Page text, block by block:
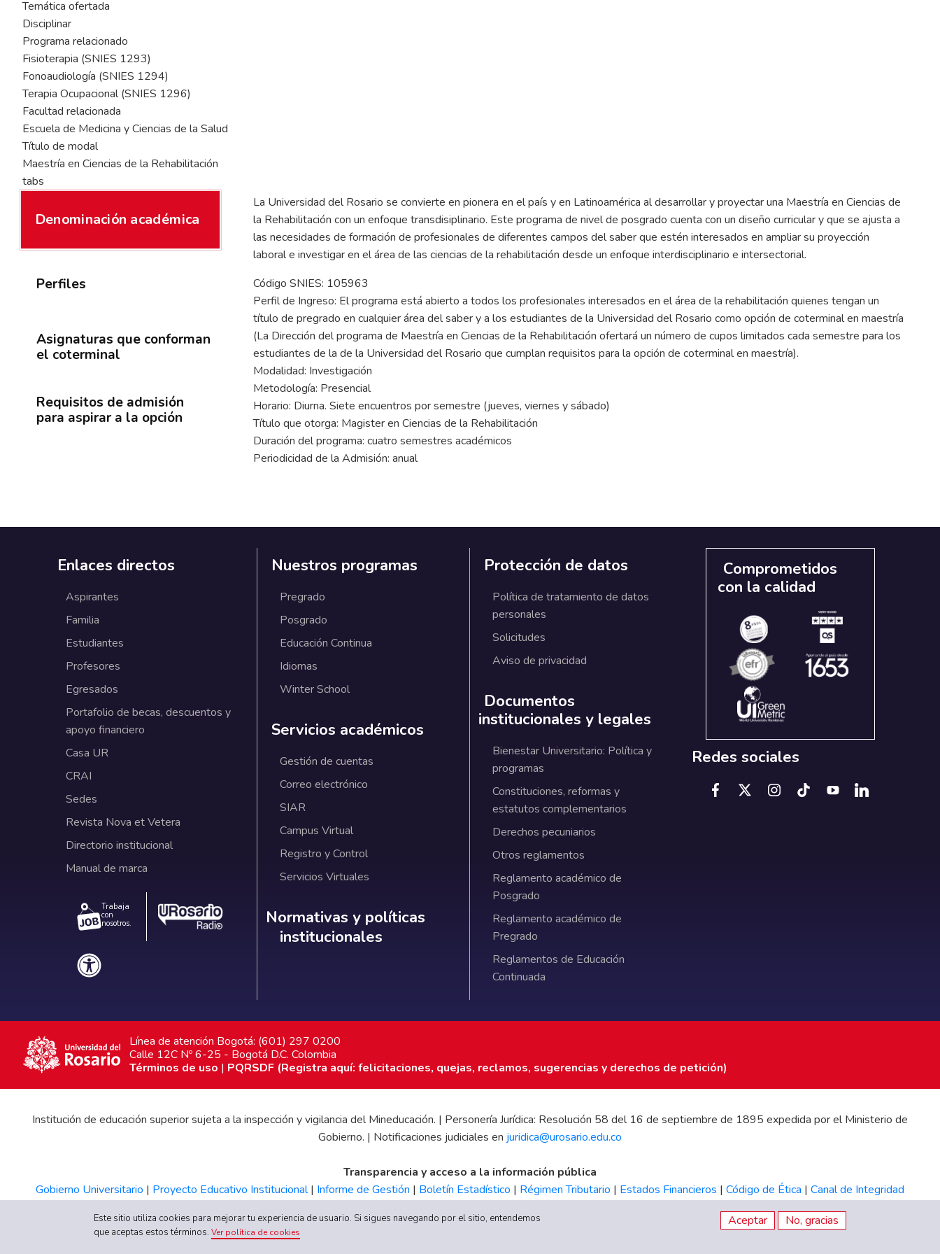
Temática ofertada
Disciplinar
Programa relacionado
Fisioterapia (SNIES 1293)
Fonoaudiología (SNIES 1294)
Terapia Ocupacional (SNIES 1296)
Facultad relacionada
Escuela de Medicina y Ciencias de la Salud
Título de modal
Maestría en Ciencias de la Rehabilitación
tabs
Denominación académica
Perfiles
Asignaturas que conforman
el coterminal
Requisitos de admisión
para aspirar a la opción
La Universidad del Rosario se convierte en pionera en el país y en Latinoamérica al desarrollar y proyectar una Maestría en Ciencias de
la Rehabilitación con un enfoque transdisiplinario. Este programa de nivel de posgrado cuenta con un diseño curricular y que se ajusta a
las necesidades de formación de profesionales de diferentes campos del saber que estén interesados en ampliar su proyección
laboral e investigar en el área de las ciencias de la rehabilitación desde un enfoque interdisciplinario e intersectorial.
Código SNIES: 105963
Perfil de Ingreso: El programa está abierto a todos los profesionales interesados en el área de la rehabilitación quienes tengan un
título de pregrado en cualquier área del saber y a los estudiantes de la Universidad del Rosario como opción de coterminal en maestría
(La Dirección del programa de Maestría en Ciencias de la Rehabilitación ofertará un número de cupos limitados cada semestre para los
estudiantes de la de la Universidad del Rosario que cumplan requisitos para la opción de coterminal en maestría).
Modalidad: Investigación
Metodología: Presencial
Horario: Diurna. Siete encuentros por semestre (jueves, viernes y sábado)
Título que otorga: Magister en Ciencias de la Rehabilitación
Duración del programa: cuatro semestres académicos
Periodicidad de la Admisión: anual
Enlaces directos
Aspirantes
Familia
Estudiantes
Profesores
Egresados
Portafolio de becas, descuentos y
apoyo financiero
Casa UR
CRAI
Sedes
Revista Nova et Vetera
Directorio institucional
Manual de marca
Trabaja
con
nosotros.
Nuestros programas
Pregrado
Posgrado
Educación Continua
Idiomas
Winter School
Servicios académicos
Gestión de cuentas
Correo electrónico
SIAR
Campus Virtual
Registro y Control
Servicios Virtuales
Normativas y políticas institucionales
Normativas y políticas
institucionales
Protección de datos
Política de tratamiento de datos
personales
Solicitudes
Aviso de privacidad
Documentos
institucionales y legales
Bienestar Universitario: Política y
programas
Constituciones, reformas y
estatutos complementarios
Derechos pecuniarios
Otros reglamentos
Reglamento académico de
Posgrado
Reglamento académico de
Pregrado
Reglamentos de Educación
Continuada
Comprometidos
con la calidad
Redes sociales
Línea de atención Bogotá: (601) 297 0200
Calle 12C Nº 6-25 - Bogotá D.C. Colombia
Términos de uso | PQRSDF (Registra aquí: felicitaciones, quejas, reclamos, sugerencias y derechos de petición)
Institución de educación superior sujeta a la inspección y vigilancia del Mineducación. | Personería Jurídica: Resolución 58 del 16 de septiembre de 1895 expedida por el Ministerio de
Gobierno. | Notificaciones judiciales en juridica@urosario.edu.co
Transparencia y acceso a la información pública
Gobierno Universitario | Proyecto Educativo Institucional| Informe de Gestión | Boletín Estadístico | Régimen Tributario | Estados Financieros | Código de Ética | Canal de Integridad
Este sitio utiliza cookies para mejorar tu experiencia de usuario. Si sigues navegando por el sitio, entendemos
que aceptas estos términos.Ver política de cookies
Aceptar No, gracias